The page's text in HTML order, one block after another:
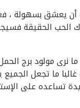
يعشق بسهولة ،
الحب الحقيقة
نرى مولود برج
ما تجعل
تساعده على